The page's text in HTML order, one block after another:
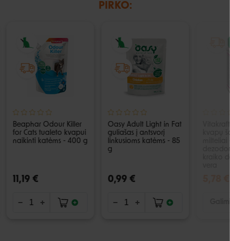
PIRKO:
Beaphar Odour Killer
for Cats tualeto kvapui
naikinti katėms - 400 g
11,19 €
Oasy Adult Light in Fat
guliašas į antsvorį
linkusioms katėms - 85
g
0,99 €
kvapų